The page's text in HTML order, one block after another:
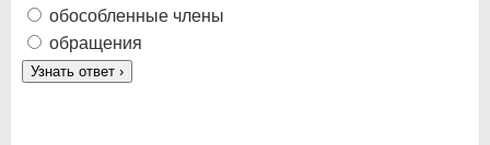
обособленные члены
обращения
Узнать ответ ›